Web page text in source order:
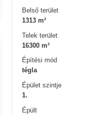
Belső terület
1313 m²
Telek terület
16300 m²
Építési mód
tégla
Épület szintje
1.
Épült